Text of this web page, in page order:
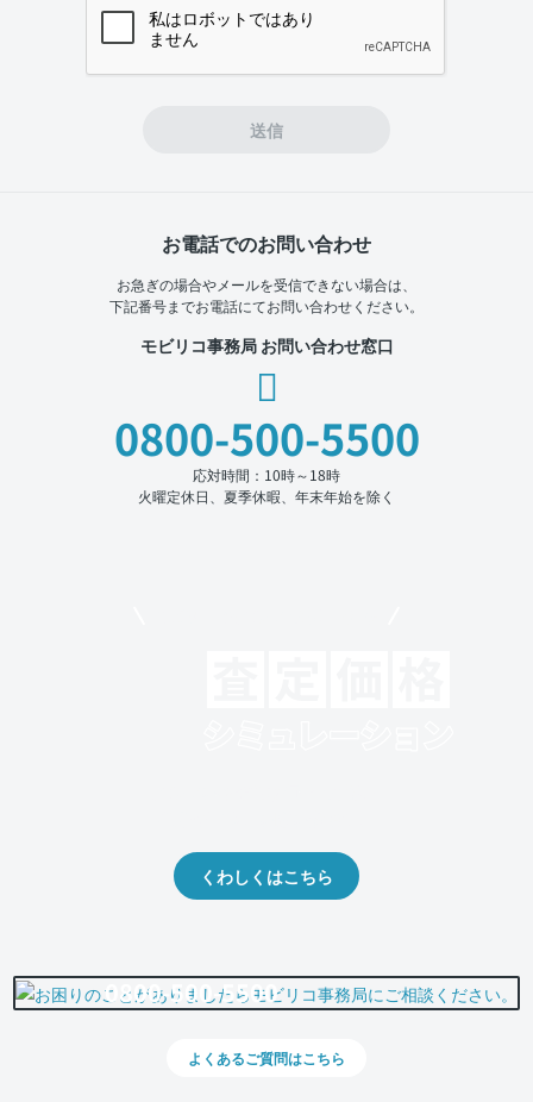
送信
お電話でのお問い合わせ
お急ぎの場合やメールを受信できない場合は、
下記番号までお電話にてお問い合わせください。
モビリコ事務局 お問い合わせ窓口
0800-500-5500
応対時間：10時～18時
火曜定休日、夏季休暇、年末年始を除く
くわしくはこちら
0800-500-5500
よくあるご質問はこちら